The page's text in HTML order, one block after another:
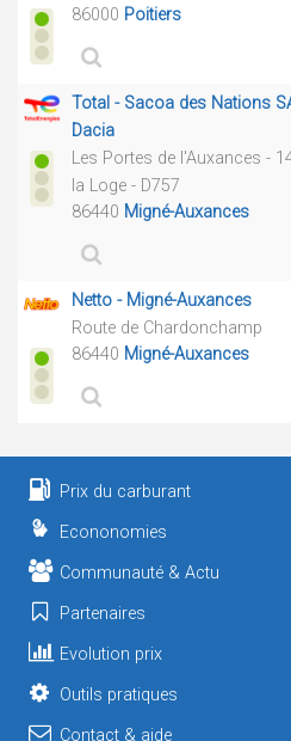
86000 Poitiers
Total - Sacoa des Nations
Dacia
Les Portes de l'Auxances -
la Loge - D757
86440 Migné-Auxances
Netto - Migné-Auxances
Route de Chardonchamp
86440 Migné-Auxances
Prix du carburant
Econonomies
Communauté & Actu
Partenaires
Evolution prix
Outils pratiques
Contact & aide